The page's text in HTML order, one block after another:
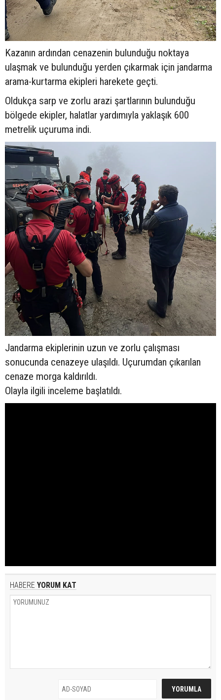
Kazanın ardından cenazenin bulunduğu noktaya
ulaşmak ve bulunduğu yerden çıkarmak için jandarma
arama-kurtarma ekipleri harekete geçti.
Oldukça sarp ve zorlu arazi şartlarının bulunduğu
bölgede ekipler, halatlar yardımıyla yaklaşık 600
metrelik uçuruma indi.
Jandarma ekiplerinin uzun ve zorlu çalışması
sonucunda cenazeye ulaşıldı. Uçurumdan çıkarılan
cenaze morga kaldırıldı.
Olayla ilgili inceleme başlatıldı.
HABERE YORUM KAT